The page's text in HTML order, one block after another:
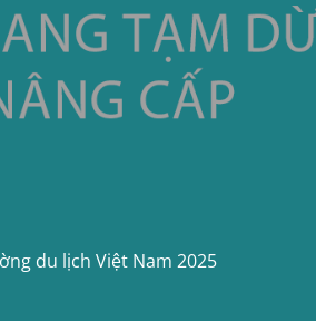
du lịch Việt Nam 2025